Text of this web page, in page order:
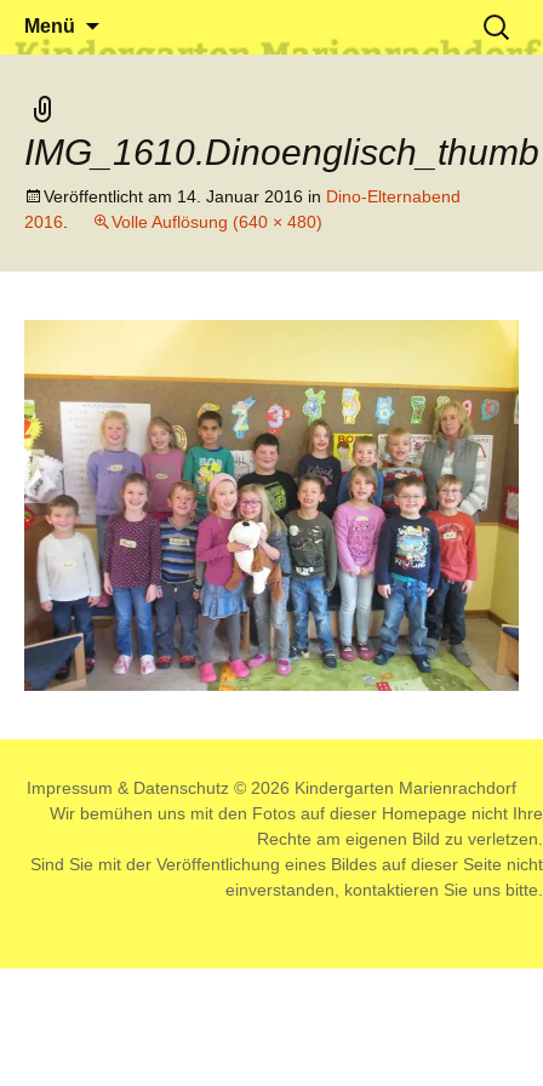
Kindergarten Marienrachdorf
Klein reingehen – Groß rauskommen
Menü
Suchen
nach:
IMG_1610.Dinoenglisch_thumb
Veröffentlicht am 14. Januar 2016 in Dino-Elternabend
2016
Volle Auflösung (640 × 480)
Impressum & Datenschutz © 2026 Kindergarten Marienrachdorf
Wir bemühen uns mit den Fotos auf dieser Homepage nicht Ihre
Rechte am eigenen Bild zu verletzen.
Sind Sie mit der Veröffentlichung eines Bildes auf dieser Seite nicht
einverstanden, kontaktieren Sie uns bitte.